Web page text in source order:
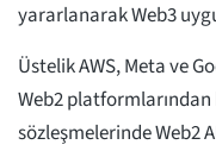
yararlanarak Web3
Üstelik AWS, Meta ve
Web2 platformlarından
sözleşmelerinde Web2